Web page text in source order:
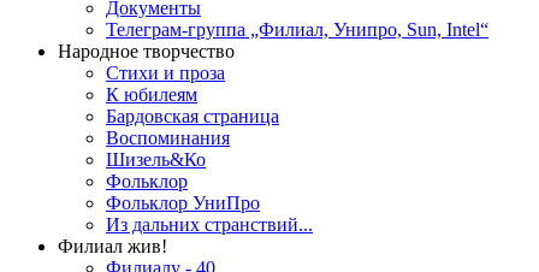
Документы
Телеграм-группа „Филиал, Унипро, Sun, Intel“
Народное творчество
Стихи и проза
К юбилеям
Бардовская страница
Воспоминания
Шизель&Ко
Фольклор
Фольклор УниПро
Из дальних странствий...
Филиал жив!
Филиалу - 40